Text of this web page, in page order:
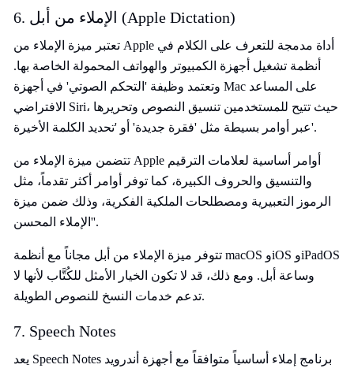
6. الإملاء من أبل (Apple Dictation)
تعتبر ميزة الإملاء من Apple أداة مدمجة للتعرف على الكلام في
أنظمة تشغيل أجهزة الكمبيوتر والهواتف المحمولة الخاصة بها.
وتعتمد وظيفة 'التحكم الصوتي' في أجهزة Mac على المساعد
الافتراضي Siri، حيث تتيح للمستخدمين تنسيق النصوص وتحريرها
عبر أوامر بسيطة مثل 'فقرة جديدة' أو 'تحديد الكلمة الأخيرة'.
تتضمن ميزة الإملاء من Apple أوامر أساسية لعلامات الترقيم
والتنسيق والحروف الكبيرة، كما توفر أوامر أكثر تقدماً، مثل
الرموز التعبيرية ومصطلحات الملكية الفكرية، وذلك ضمن ميزة
'الإملاء المحسن'.
تتوفر ميزة الإملاء من أبل مجاناً مع أنظمة macOS وiOS وiPadOS
وساعة أبل. ومع ذلك، قد لا تكون الخيار الأمثل للكُتَّاب لأنها لا
تدعم خدمات النسخ للنصوص الطويلة.
7. Speech Notes
يعد Speech Notes برنامج إملاء أساسياً متوافقاً مع أجهزة أندرويد